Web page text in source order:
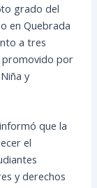
grado del
en Quebrada
a tres
promovido por
y
que la
el
y derechos